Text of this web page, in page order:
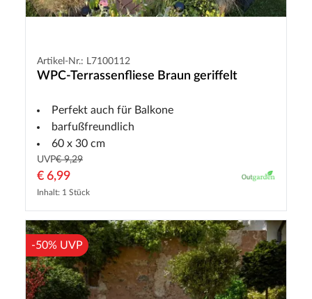
Artikel-Nr.: L7100112
WPC-Terrassenfliese Braun geriffelt
Perfekt auch für Balkone
barfußfreundlich
60 x 30 cm
UVP€ 9,29
€ 6,99
Inhalt: 1 Stück
-50% UVP